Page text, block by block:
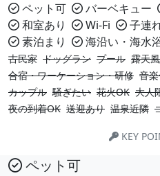
ペット可 バーベキュー
和室あり
Wi-Fi 子連
素泊まり
海沿い・海水
古民家 ドッグラン プール 露天
合宿・ワーケーション・研修 音
カップル 騒ぎたい 花火OK 大人
夜の到着OK 送迎あり 温泉近隣
KEY
ペット可